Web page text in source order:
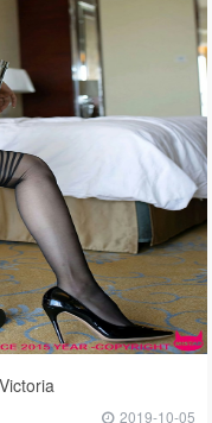
2019-10-05